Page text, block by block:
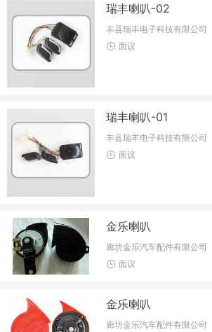
瑞丰喇叭-02
丰县瑞丰电子科技有限公司
面议
瑞丰喇叭-01
丰县瑞丰电子科技有限公司
面议
金乐喇叭
廊坊金乐汽车配件有限公司
面议
金乐喇叭
廊坊金乐汽车配件有限公司